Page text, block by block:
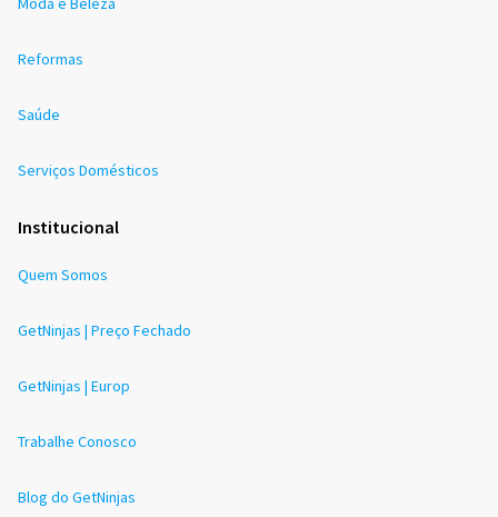
Reformas
Saúde
Serviços Domésticos
Institucional
Quem Somos
GetNinjas | Preço Fechado
GetNinjas | Europ
Trabalhe Conosco
Blog do GetNinjas